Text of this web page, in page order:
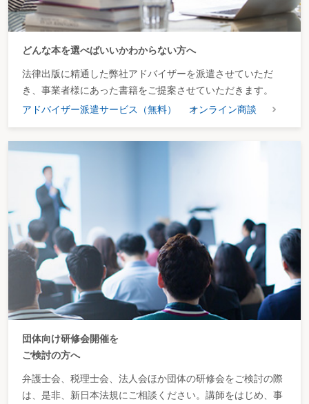
どんな本を選べばいいかわからない方へ
法律出版に精通した弊社アドバイザーを派遣させていただ
き、事業者様にあった書籍をご提案させていただきます。
アドバイザー派遣サービス（無料）
オンライン商談
団体向け研修会開催を
ご検討の方へ
弁護士会、税理士会、法人会ほか団体の研修会をご検討の際
は、是非、新日本法規にご相談ください。講師をはじめ、事